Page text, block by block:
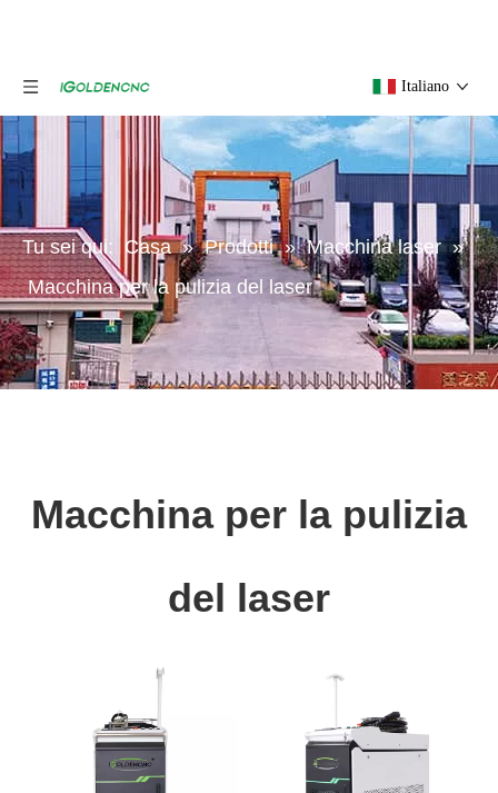
Italiano
Tu sei qui: Casa » Prodotti » Macchina laser »
Macchina per la pulizia del laser
Macchina per la pulizia
del laser